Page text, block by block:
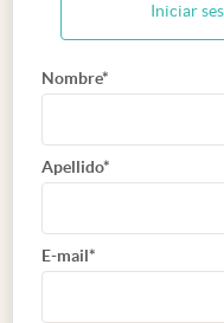
Iniciar
Nombre*
Apellido*
E-mail*